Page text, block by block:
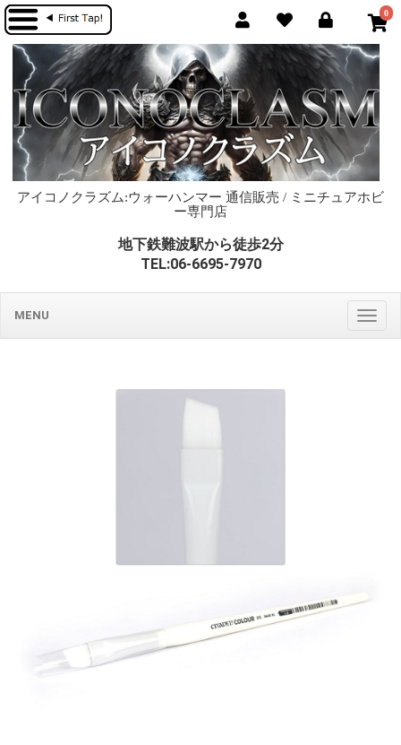
0
アイコノクラズム:ウォーハンマー 通信販売 / ミニチュアホビ
ー専門店
地下鉄難波駅から徒歩2分
TEL:06-6695-7970
MENU